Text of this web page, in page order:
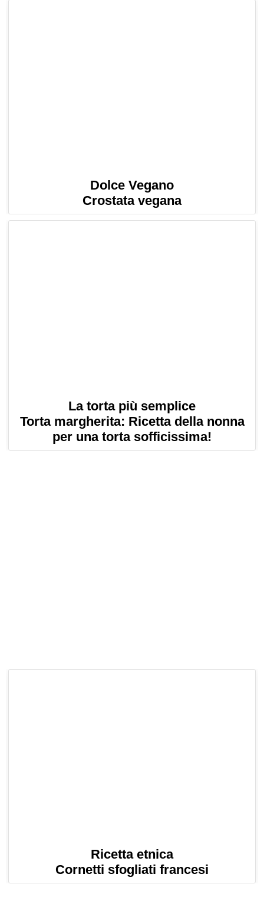
Dolce Vegano
Crostata vegana
La torta più semplice
Torta margherita: Ricetta della nonna
per una torta sofficissima!
Ricetta etnica
Cornetti sfogliati francesi